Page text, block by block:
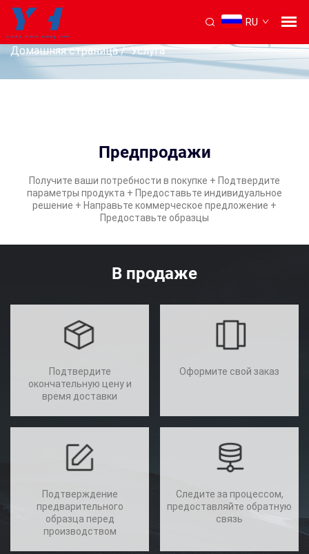
RU
ОБСЛУЖИВАНИЕ
Домашняя страница/Услуга
Предпродажи
Получите ваши потребности в покупке + Подтвердите
параметры продукта + Предоставьте индивидуальное
решение + Направьте коммерческое предложение +
Предоставьте образцы
В продаже
Подтвердите
окончательную цену и
время доставки
Оформите свой заказ
Подтверждение
предварительного
образца перед
производством
Следите за процессом,
предоставляйте обратную
связь